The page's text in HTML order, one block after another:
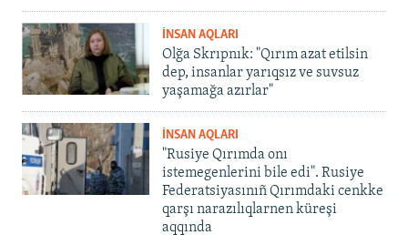
İNSAN AQLARI
Olğa Skrıpnık: "Qırım azat etilsin
dep, insanlar yarıqsız ve suvsuz
yaşamağa azırlar"
İNSAN AQLARI
"Rusiye Qırımda onı
istemegenlerini bile edi". Rusiye
Federatsiyasınıñ Qırımdaki cenkke
qarşı narazılıqlarnen küreşi
aqqında